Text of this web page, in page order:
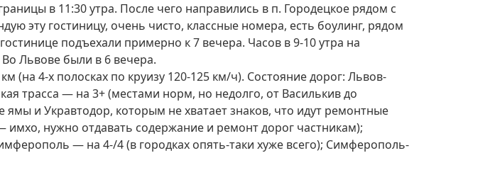
в 11:30 утра. После чего направились в п. Городецкое рядом с
эту гостиницу, очень чисто, классные номера, есть боулинг, рядом
подъехали примерно к 7 вечера. Часов в 9-10 утра на
Львове были в 6 вечера.
(на 4-х полосках по круизу 120-125 км/ч). Состояние дорог: Львов-
трасса — на 3+ (местами норм, но недолго, от Василькив до
и Укравтодор, которым не хватает знаков, что идут ремонтные
имхо, нужно отдавать содержание и ремонт дорог частникам);
— на 4-/4 (в городках опять-таки хуже всего); Симферополь-